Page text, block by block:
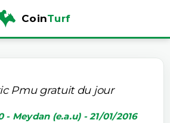
CoinTurf
Pmu gratuit du jour
- Meydan (e.a.u) - 21/01/2016